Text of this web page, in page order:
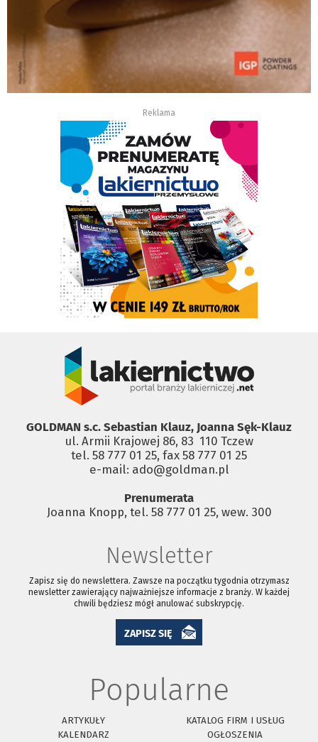
Reklama
GOLDMAN s.c. Sebastian Klauz, Joanna Sęk-Klauz
ul. Armii Krajowej 86, 83 ­ 110 Tczew
tel. 58 777 01 25, fax 58 777 01 25
e-mail: ado@goldman.pl
Prenumerata
Joanna Knopp, tel. 58 777 01 25, wew. 300
Newsletter
Zapisz się do newslettera. Zawsze na początku tygodnia otrzymasz
newsletter zawierający najważniejsze informacje z branży. W każdej
chwili będziesz mógł anulować subskrypcję.
ZAPISZ SIĘ
Popularne
ARTYKUŁY
KATALOG FIRM I USŁUG
KALENDARZ
OGŁOSZENIA